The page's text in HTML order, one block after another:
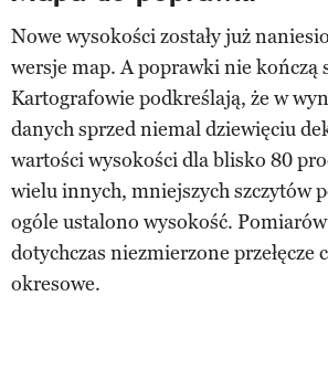
Nowe wysokości zostały już
wersje map. A poprawki nie kończą
Kartografowie podkreślają, że w
danych sprzed niemal dziewięciu
wartości wysokości dla blisko 80
wielu innych, mniejszych szczytów
ogóle ustalono wysokość. Pomiarów
dotychczas niezmierzone przełęcze
okresowe.